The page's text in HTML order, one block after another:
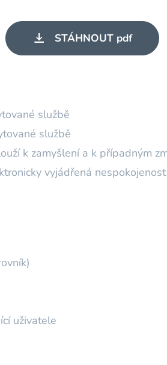
STÁHNOUT pdf
službě
službě
k zamyšlení a k případným
vyjádřená
uživatele